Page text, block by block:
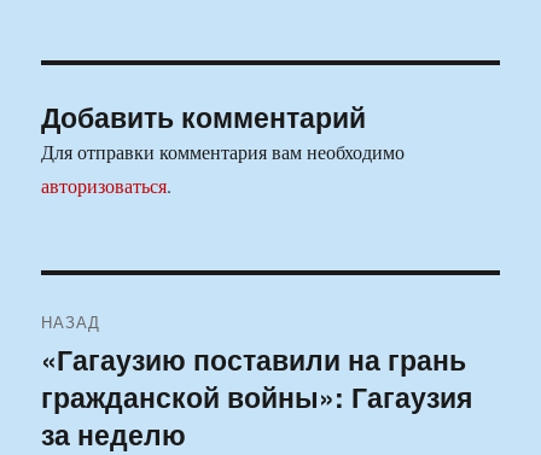
Добавить комментарий
Для отправки комментария вам необходимо
авторизоваться.
по
записям
НАЗАД
Предыдущая
запись:
«Гагаузию поставили на грань
гражданской войны»: Гагаузия
за неделю